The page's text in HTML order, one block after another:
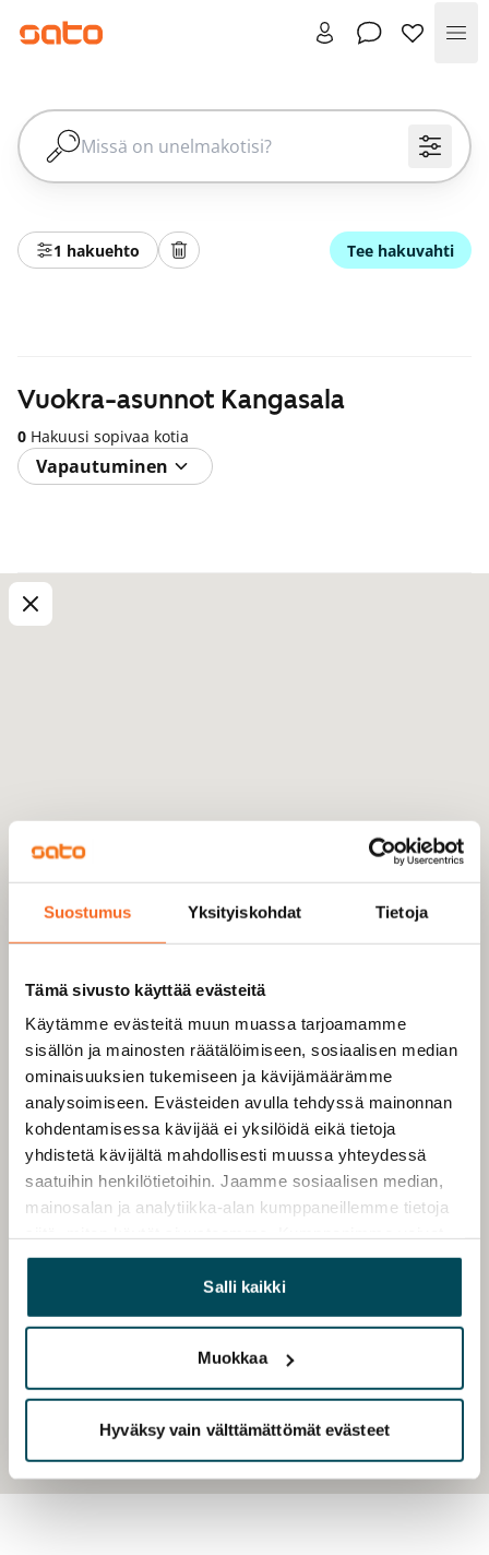
Suostumus Yksityiskohdat Tietoja
Tämä sivusto käyttää evästeitä
Käytämme evästeitä muun muassa tarjoamamme
sisällön ja mainosten räätälöimiseen, sosiaalisen median
ominaisuuksien tukemiseen ja kävijämäärämme
analysoimiseen. Evästeiden avulla tehdyssä mainonnan
kohdentamisessa kävijää ei yksilöidä eikä tietoja
yhdistetä kävijältä mahdollisesti muussa yhteydessä
saatuihin henkilötietoihin. Jaamme sosiaalisen median,
mainosalan ja analytiikka-alan kumppaneillemme tietoja
yhdistää näitä tietoja muihin tietoihin, joita olet antanut
heille tai joita on kerätty, kun olet käyttänyt heidän
palvelujaan.
Salli kaikki
Muokkaa
Hyväksy vain välttämättömät evästeet
1 hakuehto Tee hakuvahti
Vuokra-asunnot Kangasala
0 Hakuusi sopivaa kotia
Vapautuminen